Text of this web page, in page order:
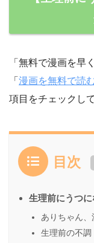
「無料で漫画を早
「 漫画を無料で読
項目をチェックし
目次
生理前にうつ
ありちゃん
生理前の不調